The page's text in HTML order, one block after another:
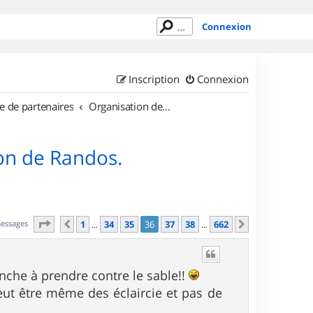
Connexion
Connexion
Inscription
de partenaires Organisation de sorties en région Île de France
de Randos.
Page 36 sur 662
Précédent
1 … 34 35 36 37 38 … 662
à prendre contre le sable!!
être même des éclaircie et pas de